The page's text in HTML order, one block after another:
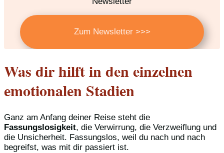
Zum Newsletter >>>
Was dir hilft in den einzelnen
emotionalen Stadien
Ganz am Anfang deiner Reise steht die
Fassungslosigkeit, die Verwirrung, die Verzweiflung und
die Unsicherheit. Fassungslos, weil du nach und nach
begreifst, was mit dir passiert ist.